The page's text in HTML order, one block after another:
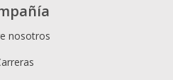
nosotros